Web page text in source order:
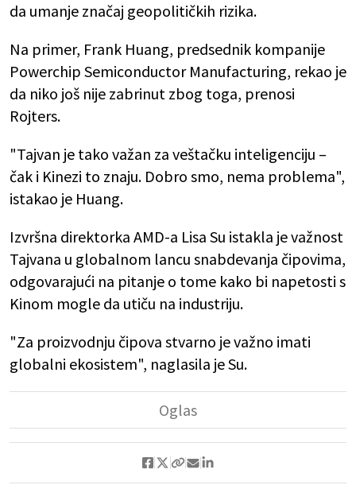
da umanje značaj geopolitičkih rizika.
Na primer, Frank Huang, predsednik kompanije
Powerchip Semiconductor Manufacturing, rekao je
da niko još nije zabrinut zbog toga, prenosi
Rojters.
"Tajvan je tako važan za veštačku inteligenciju –
čak i Kinezi to znaju. Dobro smo, nema problema",
istakao je Huang.
Izvršna direktorka AMD-a Lisa Su istakla je važnost
Tajvana u globalnom lancu snabdevanja čipovima,
odgovarajući na pitanje o tome kako bi napetosti s
Kinom mogle da utiču na industriju.
"Za proizvodnju čipova stvarno je važno imati
globalni ekosistem", naglasila je Su.